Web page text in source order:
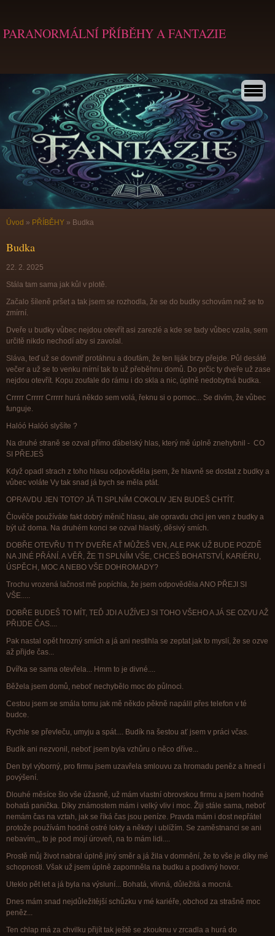
PARANORMÁLNÍ PŘÍBĚHY A FANTAZIE
Úvod » PŘÍBĚHY » Budka
Budka
22. 2. 2025
Stála tam sama jak kůl v plotě.
Začalo šíleně pršet a tak jsem se rozhodla, že se do budky schovám než se to
zmírní.
Dveře u budky vůbec nejdou otevřít asi zarezlé a kde se tady vůbec vzala, sem
určitě nikdo nechodí aby si zavolal.
Sláva, teď už se dovnitř protáhnu a doufám, že ten liják brzy přejde. Půl desáté
večer a už se to venku mírní tak to už přeběhnu domů. Do prčic ty dveře už zase
nejdou otevřít. Kopu zoufale do rámu i do skla a nic, úplně nedobytná budka.
Crrrrr Crrrrr Crrrrr hurá někdo sem volá, řeknu si o pomoc... Se divím, že vůbec
funguje.
Halóó Halóó slyšíte ?
Na druhé straně se ozval přímo ďábelský hlas, který mě úplně znehybnil - CO
SI PŘEJEŠ
Když opadl strach z toho hlasu odpověděla jsem, že hlavně se dostat z budky a
vůbec voláte Vy tak snad já bych se měla ptát.
OPRAVDU JEN TOTO? JÁ TI SPLNÍM COKOLIV JEN BUDEŠ CHTÍT.
Člověče používáte fakt dobrý měnič hlasu, ale opravdu chci jen ven z budky a
být už doma. Na druhém konci se ozval hlasitý, děsivý smích.
DOBŘE OTEVŘU TI TY DVEŘE AŤ MŮŽEŠ VEN, ALE PAK UŽ BUDE POZDĚ
NA JINÉ PŘÁNÍ. A VĚŘ, ŽE TI SPLNÍM VŠE, CHCEŠ BOHATSTVÍ, KARIÉRU,
ÚSPĚCH, MOC A NEBO VŠE DOHROMADY?
Trochu vrozená lačnost mě popíchla, že jsem odpověděla ANO PŘEJI SI
VŠE.....
DOBŘE BUDEŠ TO MÍT, TEĎ JDI A UŽÍVEJ SI TOHO VŠEHO A JÁ SE OZVU AŽ
PŘIJDE ČAS....
Pak nastal opět hrozný smích a já ani nestihla se zeptat jak to myslí, že se ozve
až přijde čas...
Dvířka se sama otevřela... Hmm to je divné....
Běžela jsem domů, neboť nechybělo moc do půlnoci.
Cestou jsem se smála tomu jak mě někdo pěkně napálil přes telefon v té
budce.
Rychle se převleču, umyju a spát.... Budík na šestou ať jsem v práci včas.
Budík ani nezvonil, neboť jsem byla vzhůru o něco dříve...
Den byl výborný, pro firmu jsem uzavřela smlouvu za hromadu peněz a hned i
povýšení.
Dlouhé měsíce šlo vše úžasně, už mám vlastní obrovskou firmu a jsem hodně
bohatá panička. Díky známostem mám i velký vliv i moc. Žiji stále sama, neboť
nemám čas na vztah, jak se říká čas jsou peníze. Pravda mám i dost nepřátel
protože používám hodně ostré lokty a někdy i ublížím. Se zaměstnanci se ani
nebavím,,, to je pod mojí úroveň, na to mám lidi....
Prostě můj život nabral úplně jiný směr a já žila v domnění, že to vše je díky mé
schopnosti. Však už jsem úplně zapomněla na budku a podivný hovor.
Uteklo pět let a já byla na výsluní... Bohatá, vlivná, důležitá a mocná.
Dnes mám snad nejdůležitější schůzku v mé kariéře, obchod za strašně moc
peněz...
Ten chlap má za chvilku přijít tak ještě se zkouknu v zrcadla a hurá do